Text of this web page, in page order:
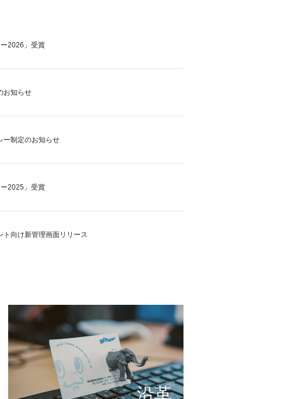
2026」受賞
お知らせ
ー制定のお知らせ
2025」受賞
ト向け新管理画面リリース
可能性の実現に向けて
するサービスの仕組み
沿革